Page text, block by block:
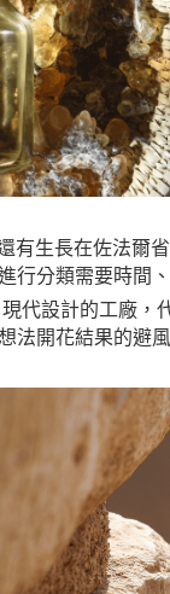
有生長在佐法
行分類需要時間
代設計的工廠
法開花結果的避風